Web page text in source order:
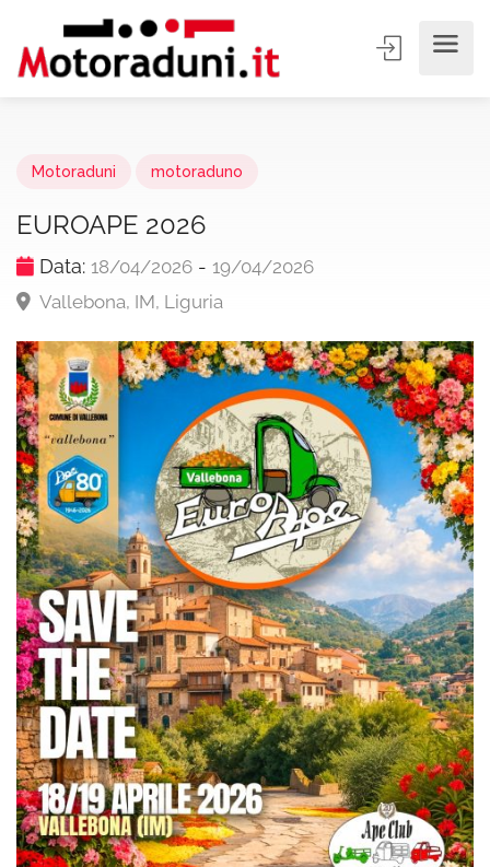
Motoraduni motoraduno
EUROAPE 2026
Data: 18/04/2026 - 19/04/2026
Vallebona, IM, Liguria